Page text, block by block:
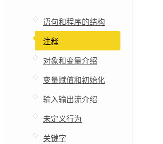
语句和程序的结构
注释
对象和变量介绍
变量赋值和初始化
输入输出流介绍
未定义行为
关键字